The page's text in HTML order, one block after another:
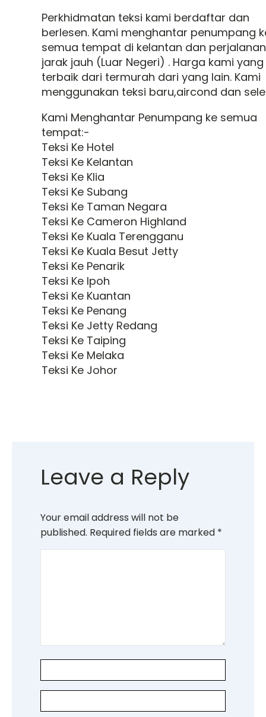
Perkhidmatan teksi kami berdaftar dan
berlesen. Kami menghantar penumpang
semua tempat di kelantan dan perjalanan
jarak jauh (Luar Negeri) . Harga kami yang
terbaik dari termurah dari yang lain. Kami
menggunakan teksi baru,aircond dan
Kami Menghantar Penumpang ke semua
tempat:-
Teksi Ke Hotel
Teksi Ke Kelantan
Teksi Ke Klia
Teksi Ke Subang
Teksi Ke Taman Negara
Teksi Ke Cameron Highland
Teksi Ke Kuala Terengganu
Teksi Ke Kuala Besut Jetty
Teksi Ke Penarik
Teksi Ke Ipoh
Teksi Ke Kuantan
Teksi Ke Penang
Teksi Ke Jetty Redang
Teksi Ke Taiping
Teksi Ke Melaka
Teksi Ke Johor
Leave a Reply
Your email address will not be
published. Required fields are marked *